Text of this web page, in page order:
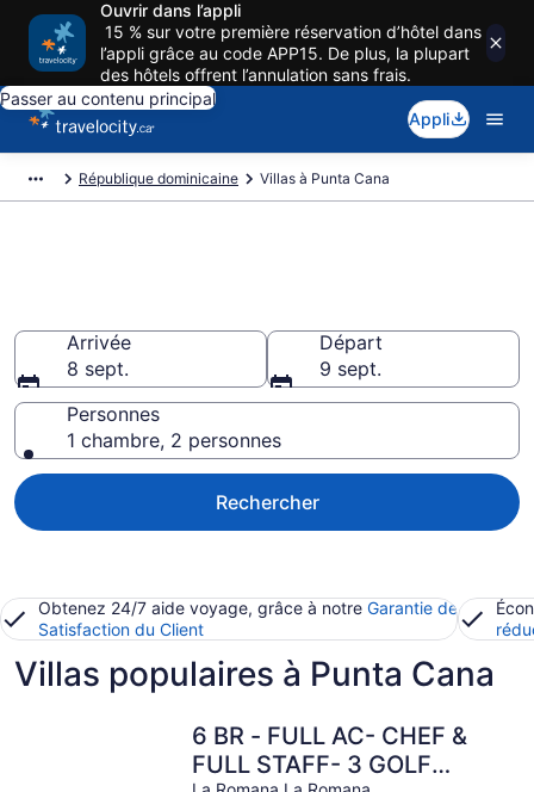
Ouvrir dans l’appli
15 % sur votre première réservation d’hôtel dans
l’appli grâce au code APP15. De plus, la plupart
des hôtels offrent l’annulation sans frais.
Passer au contenu principal
Appli
République dominicaine Villas à Punta Cana
Arrivée
8 sept.
Départ
9 sept.
Personnes
1 chambre, 2 personnes
Rechercher
Obtenez 24/7 aide voyage, grâce à notre Garantie de
Satisfaction du Client
Villas populaires à Punta Cana
6 BR - FULL AC- CHEF &
FULL STAFF- 3 GOLF